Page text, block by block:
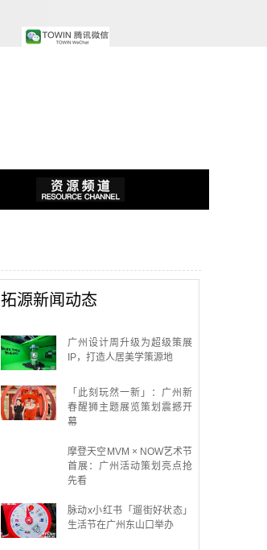
拓源新闻动态
广州设计周升级为超级策展
IP，打造人居美学策源地
「此刻玩然一新」：广州新
春醒狮主题展览策划震撼开
幕
摩登天空MVM × NOW艺术节
首展：广州活动策划亮点抢
先看
脉动x小红书「遛街好状态」
生活节在广州东山口举办